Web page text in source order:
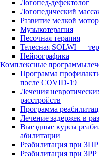
Логопед-дефектолог
Логопедический
Развитие мелкой
Музыкотерапия
Песочная терапия
Телесная SOLWI —
Нейрографика
Комплексные
Программа
после COVID-19
Лечения
расстройств
Программа
Лечение задержек в
Выездные курсы
абилитации
Реабилитация при ЗПР
Реабилитация при ЗРР